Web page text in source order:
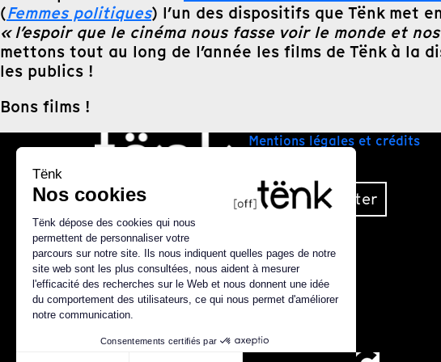
(Femmes politiques) l’un des dispositifs que Tënk met
« l’espoir que le cinéma nous fasse voir le monde et
mettons tout au long de l’année les films de Tënk à la
les publics !
Bons films !
Mentions légales et crédits
Nous contacter